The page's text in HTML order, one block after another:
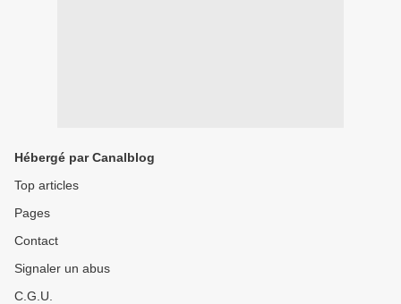
Hébergé par Canalblog
Top articles
Pages
Contact
Signaler un abus
C.G.U.